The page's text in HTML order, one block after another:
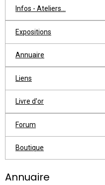
Infos - Ateliers...
Expositions
Annuaire
Liens
Livre d'or
Forum
Boutique
Annuaire